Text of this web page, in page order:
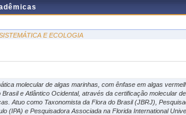
E ECOLOGIA
molecular de algas marinhas, com ênfase em algas
e Atlântico Ocidental, através da certificação molecular
Atuo como Taxonomista da Flora do Brasil (JBRJ),
(IPA) e Pesquisadora Associada na Florida International